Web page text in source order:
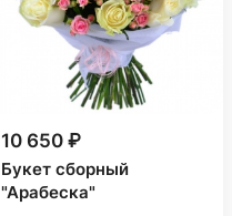
10 650 ₽
Букет сборный
"Арабеска"